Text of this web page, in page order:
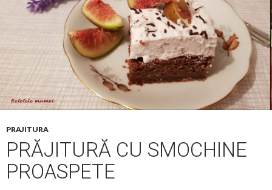
PRAJITURA
PRĂJITURĂ CU SMOCHINE
PROASPETE